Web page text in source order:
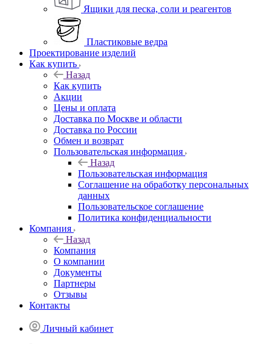
Ящики для песка, соли и реагентов
Пластиковые ведра
Проектирование изделий
Как купить
Назад
Как купить
Акции
Цены и оплата
Доставка по Москве и области
Доставка по России
Обмен и возврат
Пользовательская информация
Назад
Пользовательская информация
Соглашение на обработку персональных
данных
Пользовательское соглашение
Политика конфиденциальности
Компания
Назад
Компания
О компании
Документы
Партнеры
Отзывы
Контакты
Личный кабинет